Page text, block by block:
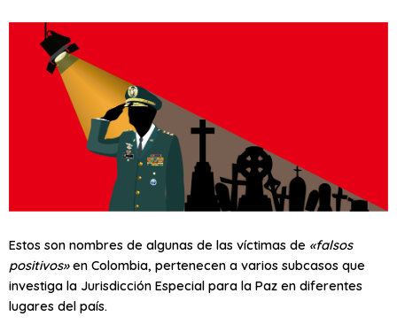
Estos son nombres de algunas de las víctimas de «falsos
positivos»en Colombia, pertenecen a varios subcasos que
investiga la Jurisdicción Especial para la Paz en diferentes
lugares del país.